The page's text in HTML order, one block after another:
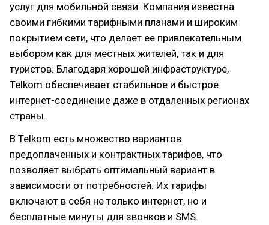
услуг для мобильной связи. Компания известна
своими гибкими тарифными планами и широким
покрытием сети, что делает ее привлекательным
выбором как для местных жителей, так и для
туристов. Благодаря хорошей инфраструктуре,
Telkom обеспечивает стабильное и быстрое
интернет-соединение даже в отдаленных регионах
страны.
В Telkom есть множество вариантов
предоплаченных и контрактных тарифов, что
позволяет выбрать оптимальный вариант в
зависимости от потребностей. Их тарифы
включают в себя не только интернет, но и
бесплатные минуты для звонков и SMS.